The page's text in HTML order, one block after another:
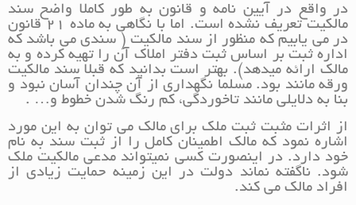
در واقع در آیین نامه و قانون به طور کاملا واضح سند
مالکیت تعریف نشده است. اما با نگاهی به ماده 21 قانون
در می یابیم که منظور از سند مالکیت ( سندی می باشد که
اداره ثبت بر اساس ثبت دفتر املاک آن را تهیه کرده و به
مالک ارائه میدهد). بهتر است بدانید که قبلا سند مالکیت
ورقه مانند بود. مسلما نگهداری از آن چندان آسان نبود و
بنا به دلایلی مانند تاخوردگی، کم رنگ شدن خطوط و… .
از اثرات مثبت ثبت ملک برای مالک می توان به این مورد
اشاره نمود که مالک اطمینان کامل را از ثبت سند به نام
خود دارد. در اینصورت کسی نمیتواند مدعی مالکیت ملک
شود. ناگفته نماند دولت در این زمینه حمایت زیادی از
افراد مالک می کند.